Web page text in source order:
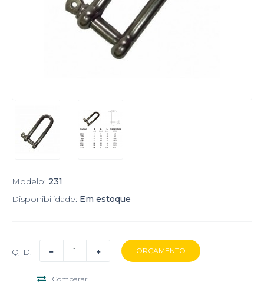
Modelo: 231
Disponibilidade: Em estoque
QTD:
Comparar